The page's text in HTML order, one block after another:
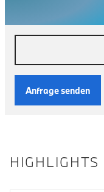
Anfrage senden
HIGHLIGHTS